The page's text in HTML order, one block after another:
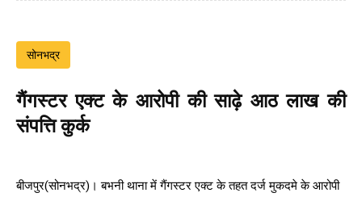
सोनभद्र
गैंगस्टर एक्ट के आरोपी की साढ़े आठ लाख की
संपत्ति कुर्क
बीजपुर(सोनभद्र)। बभनी थाना में गैंगस्टर एक्ट के तहत दर्ज मुकदमे के आरोपी